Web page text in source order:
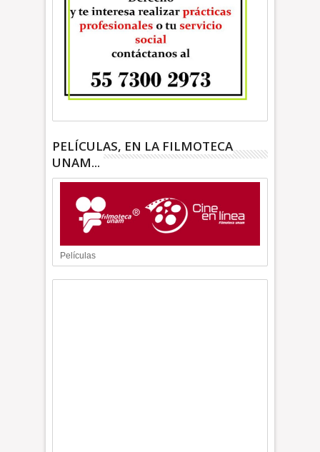
PELÍCULAS, EN LA FILMOTECA
UNAM...
Películas